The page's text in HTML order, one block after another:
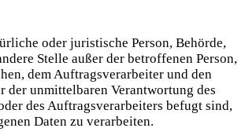
oder juristische Person, Behörde,
Stelle außer der betroffenen Person,
dem Auftragsverarbeiter und den
der unmittelbaren Verantwortung des
des Auftragsverarbeiters befugt sind,
Daten zu verarbeiten.